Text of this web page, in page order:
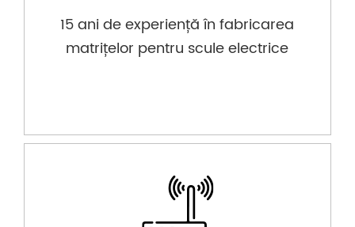
15 ani de experiență în fabricarea
matrițelor pentru scule electrice